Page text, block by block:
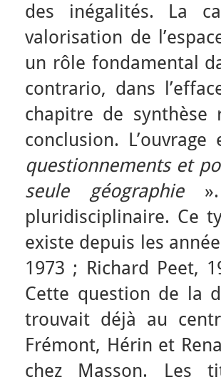
des inégalités. La
valorisation de
un rôle fondamental
contrario, dans
chapitre de
conclusion. L’ouvrage
questionnements et
seule géographie».
pluridisciplinaire. Ce
existe depuis les
1973 ; Richard Peet,
Cette question de la
trouvait déjà au
Frémont, Hérin et
chez Masson. Les